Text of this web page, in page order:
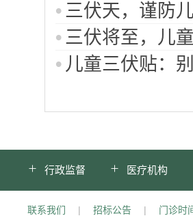
三伏天，谨防
三伏将至，儿
儿童三伏贴：
行政监督 医疗机构
联系我们 | 招标公告 | 门诊时